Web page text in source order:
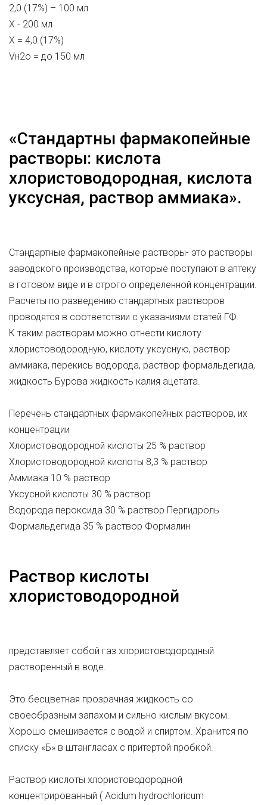
2,0 (17%) – 100 мл
Х - 200 мл
Х = 4,0 (17%)
Vн2о = до 150 мл
«Стандартны фармакопейные
растворы: кислота
хлористоводородная, кислота
уксусная, раствор аммиака».
Стандартные фармакопейные растворы- это растворы
заводского производства, которые поступают в аптеку
в готовом виде и в строго определенной концентрации.
Расчеты по разведению стандартных растворов
проводятся в соответствии с указаниями статей ГФ.
К таким растворам можно отнести кислоту
хлористоводородную, кислоту уксусную, раствор
аммиака, перекись водорода, раствор формальдегида,
жидкость Бурова жидкость калия ацетата.
Перечень стандартных фармакопейных растворов, их
концентрации
Хлористоводородной кислоты 25 % раствор
Хлористоводородной кислоты 8,3 % раствор
Аммиака 10 % раствор
Уксусной кислоты 30 % раствор
Водорода пероксида 30 % раствор Пергидроль
Формальдегида 35 % раствор Формалин
Раствор кислоты
хлористоводородной
представляет собой газ хлористоводородный
растворенный в воде.
Это бесцветная прозрачная жидкость со
своеобразным запахом и сильно кислым вкусом.
Хорошо смешивается с водой и спиртом. Хранится по
списку «Б» в штангласах с притертой пробкой.
Раствор кислоты хлористоводородной
концентрированный ( Асidum hydrochloricum